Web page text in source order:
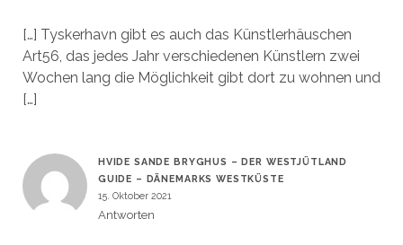
[…] Tyskerhavn gibt es auch das Künstlerhäuschen
Art56, das jedes Jahr verschiedenen Künstlern zwei
Wochen lang die Möglichkeit gibt dort zu wohnen und
[…]
HVIDE SANDE BRYGHUS – DER WESTJÜTLAND
GUIDE – DÄNEMARKS WESTKÜSTE
15. Oktober 2021
Antworten